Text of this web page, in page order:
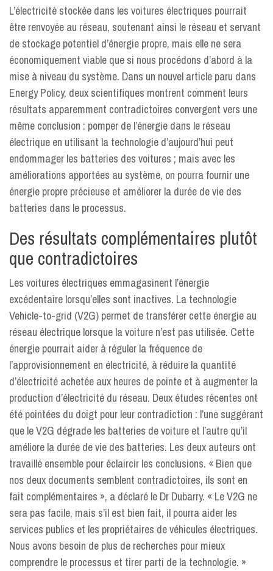
L’électricité stockée dans les voitures électriques pourrait
être renvoyée au réseau, soutenant ainsi le réseau et servant
de stockage potentiel d’énergie propre, mais elle ne sera
économiquement viable que si nous procédons d’abord à la
mise à niveau du système. Dans un nouvel article paru dans
Energy Policy, deux scientifiques montrent comment leurs
résultats apparemment contradictoires convergent vers une
même conclusion : pomper de l’énergie dans le réseau
électrique en utilisant la technologie d’aujourd’hui peut
endommager les batteries des voitures ; mais avec les
améliorations apportées au système, on pourra fournir une
énergie propre précieuse et améliorer la durée de vie des
batteries dans le processus.
Des résultats complémentaires plutôt
que contradictoires
Les voitures électriques emmagasinent l’énergie
excédentaire lorsqu’elles sont inactives. La technologie
Vehicle-to-grid (V2G) permet de transférer cette énergie au
réseau électrique lorsque la voiture n’est pas utilisée. Cette
énergie pourrait aider à réguler la fréquence de
l’approvisionnement en électricité, à réduire la quantité
d’électricité achetée aux heures de pointe et à augmenter la
production d’électricité du réseau. Deux études récentes ont
été pointées du doigt pour leur contradiction : l’une suggérant
que le V2G dégrade les batteries de voiture et l’autre qu’il
améliore la durée de vie des batteries. Les deux auteurs ont
travaillé ensemble pour éclaircir les conclusions. « Bien que
nos deux documents semblent contradictoires, ils sont en
fait complémentaires », a déclaré le Dr Dubarry. « Le V2G ne
sera pas facile, mais s’il est bien fait, il pourra aider les
services publics et les propriétaires de véhicules électriques.
Nous avons besoin de plus de recherches pour mieux
comprendre le processus et tirer parti de la technologie. »